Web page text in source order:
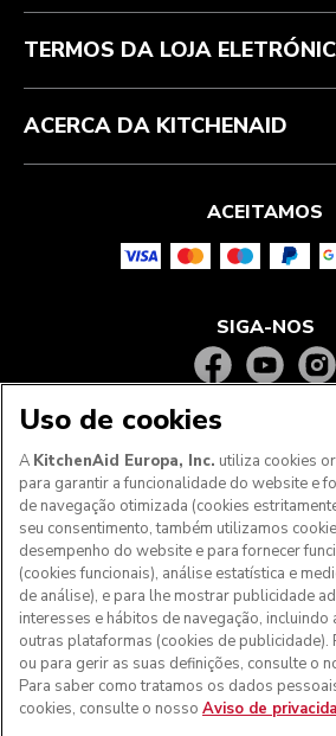
Perguntas frequentes
ODR
TERMOS DA LOJA
ACERCA DA KITCHENAID
ACEITAMOS
SIGA-NOS
Aos clientes nos Açores, Madeira
portugueses: Por favor, contacte a
ao Cliente para efetuar a sua
podermos fornecer os custos de
taxa de IVA
Uso de cookies
A KitchenAid Europa, Inc. utiliza cookies
para garantir a funcionalidade do website e
de navegação otimizada (cookies
seu consentimento, também utilizamos
desempenho do website e para fornecer
(cookies funcionais), análise estatística e
de análise), e para lhe mostrar publicidade
interesses e hábitos de navegação,
outras plataformas (cookies de publicidade).
ou para gerir as suas definições, consulte o
Para saber como tratamos os dados
cookies, consulte o nosso Aviso de